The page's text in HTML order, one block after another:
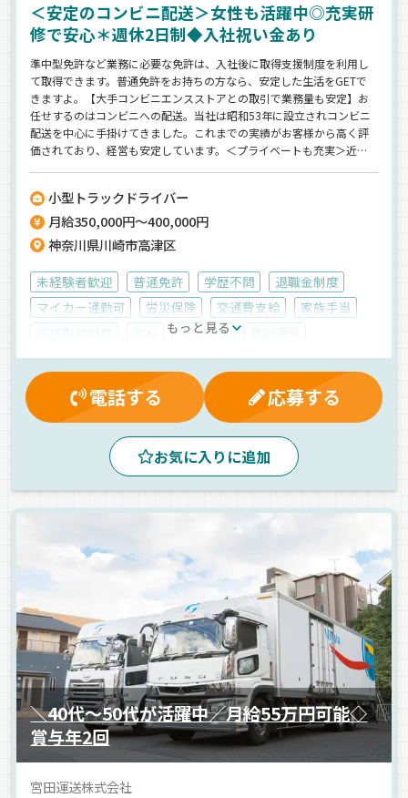
＜安定のコンビニ配送＞女性も活躍中◎充実研
修で安心＊週休2日制◆入社祝い金あり
準中型免許など業務に必要な免許は、入社後に取得支援制度を利用し
て取得できます。普通免許をお持ちの方なら、安定した生活をGETで
きますよ。【大手コンビニエンスストアとの取引で業務量も安定】お
任せするのはコンビニへの配送。当社は昭和53年に設立されコンビニ
配送を中心に手掛けてきました。これまでの実績がお客様から高く評
価されており、経営も安定しています。＜プライベートも充実＞近距
小型トラックドライバー
月給350,000円～400,000円
神奈川県川崎市高津区
未経験者歓迎 普通免許 学歴不問
退職金制度
マイカー通勤可
労災保険 交通費支給
家族手当
入社祝金
残業手当
無事故手当 制服・作業着貸与
健康保険
社員登用制度 厚生年金
昼
真夜中 朝 地場
ルート配送
コンビニ配送 食品
冷蔵・冷凍車
もっと見る
電話する 応募する
お気に入りに追加
＼40代～50代が活躍中／月給55万円可能◇
賞与年2回
宮田運送株式会社